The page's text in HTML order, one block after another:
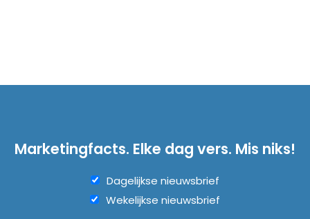
Marketingfacts. Elke dag vers. Mis niks!
Dagelijkse nieuwsbrief
Wekelijkse nieuwsbrief